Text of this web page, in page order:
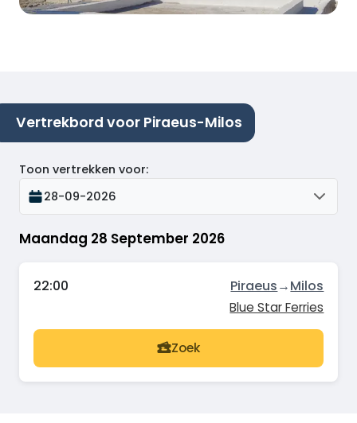
Vertrekbord voor Piraeus-Milos
Maandag 28 September 2026
Toon vertrekken voor:
28-09-2026
22:00 Piraeus→Milos
Blue Star Ferries
Zoek